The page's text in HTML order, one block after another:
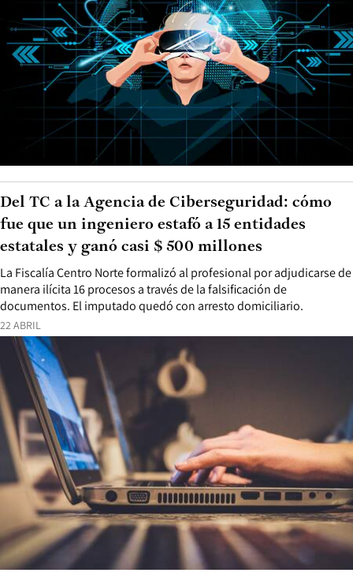
22 ABRIL
La Fiscalía Centro Norte formalizó al profesional por adjudicarse de
manera ilícita 16 procesos a través de la falsificación de
documentos. El imputado quedó con arresto domiciliario.
Del TC a la Agencia de Ciberseguridad: cómo
fue que un ingeniero estafó a 15 entidades
estatales y ganó casi $ 500 millones